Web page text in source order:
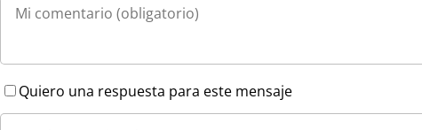
Quiero una respuesta para este mensaje